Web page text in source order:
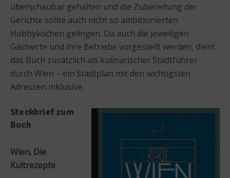
überschaubar gehalten und die Zubereitung der
Gerichte sollte auch nicht so ambitionierten
Hobbyköchen gelingen. Da auch die jeweiligen
Gastwirte und ihre Betriebe vorgestellt werden, dient
das Buch zusätzlich als kulinarischer Stadtführer
durch Wien – ein Stadtplan mit den wichtigsten
Adressen inklusive.
Steckbrief zum
Buch
Wien. Die
Kultrezepte